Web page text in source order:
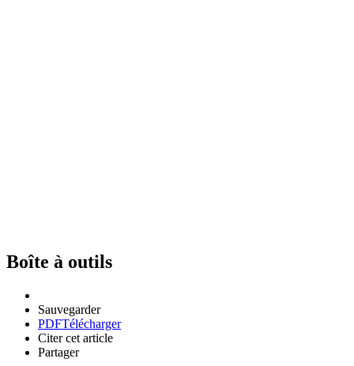
Boîte à outils
Sauvegarder
PDFTélécharger
Citer cet article
Partager